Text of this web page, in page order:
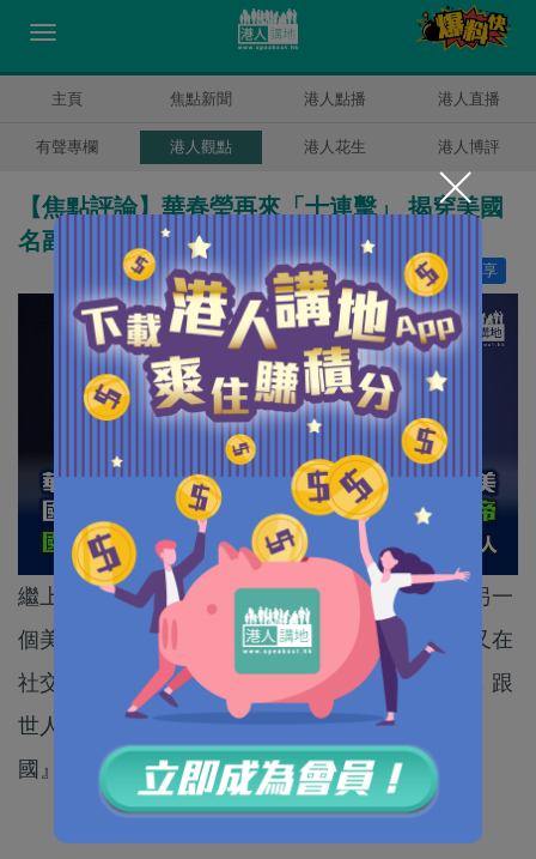
主頁 焦點新聞 港人點播 港人直播
有聲專欄 港人觀點 港人花生 港人博評
【焦點評論】華春瑩再來「十連擊」 揭穿美國
名副其實「監控帝國」！
分享
讚好 46
繼上星期發帖文詳細解釋「為什麽中國不會成為另一
個美國」之後，中國外交部部長助理華春瑩近日又在
社交媒體推特上對準美國「十連擊」，連發十圖，跟
世人重溫一下美國「才是世界上最大的『監控帝
國』」的種種證據及真相。